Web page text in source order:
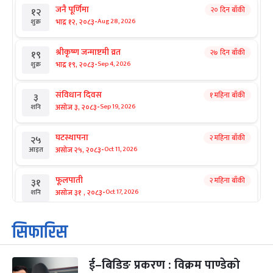
१२
शुक्र
जनै पूर्णिमा
भाद्र १२, २०८३-Aug 28, 2026
२० दिन बाँकी
१९
शुक्र
श्रीकृष्ण जन्माष्टमी व्रत
भाद्र १९, २०८३-Sep 4, 2026
२७ दिन बाँकी
३
शनि
संविधान दिवस
असोज ३, २०८३-Sep 19, 2026
१ महिना बाँकी
२५
आइत
घटस्थापना
असोज २५, २०८३-Oct 11, 2026
२ महिना बाँकी
३१
शनि
फूलपाती
असोज ३१ , २०८३-Oct 17, 2026
२ महिना बाँकी
१
आइत
कार्तिक सङ्क्रान्ति
कार्तिक १, २०८३
३ महानवमी २ महिना बाँकी
सिफारिस
ई–बिडिङ प्रकरण : विक्रम पाण्डेको